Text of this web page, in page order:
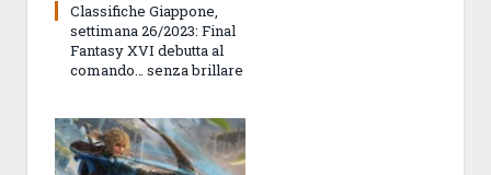
Classifiche Giappone,
settimana 26/2023: Final
Fantasy XVI debutta al
comando… senza brillare